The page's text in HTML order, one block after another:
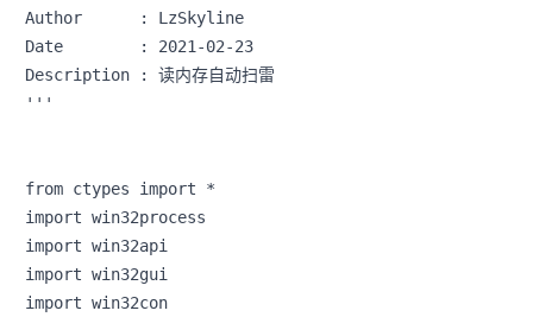
Author      : LzSkyline
Date        : 2021-02-23
Description : 读内存自动扫雷
'''
from ctypes import *
import win32process
import win32api
import win32gui
import win32con